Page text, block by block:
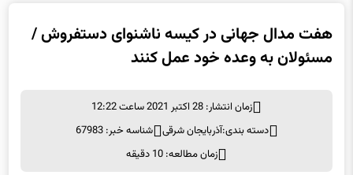
هفت مدال جهانی در کیسه ناشنوای دستفروش /
مسئولان به وعده خود عمل کنند
زمان انتشار: 28 اکتبر 2021 ساعت 12:22
دسته بندی:آذربایجان شرقی
شناسه خبر: 67983
زمان مطالعه: 10 دقیقه